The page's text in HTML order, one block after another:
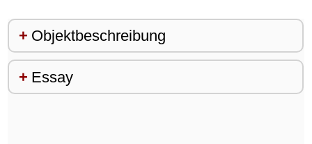
Objektbeschreibung
Essay